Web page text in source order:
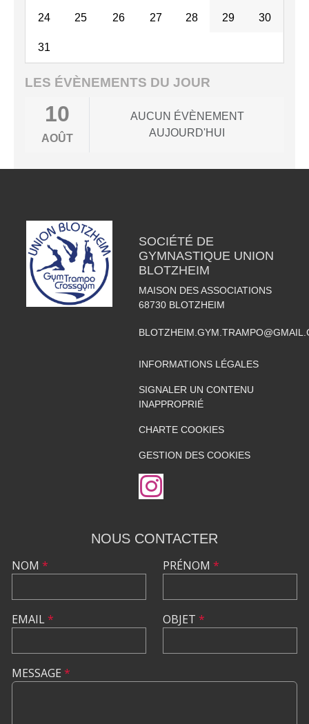
24 25 26 27 28 29 30
31
LES ÉVÈNEMENTS DU JOUR
10
AOÛT
AUCUN ÉVÈNEMENT
AUJOURD'HUI
SOCIÉTÉ DE
GYMNASTIQUE UNION
BLOTZHEIM
MAISON DES ASSOCIATIONS
68730 BLOTZHEIM
INFORMATIONS LÉGALES
SIGNALER UN CONTENU
INAPPROPRIÉ
CHARTE COOKIES
GESTION DES COOKIES
NOUS CONTACTER
NOM *
EMAIL*
PRÉNOM *
OBJET *
MESSAGE *